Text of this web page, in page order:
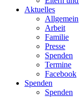
Aktuelles
Allgemein
Arbeit
Familie
Presse
Spenden
Termine
Facebook
Spenden
Spenden